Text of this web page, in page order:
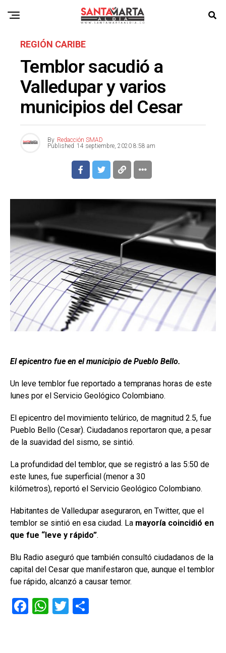
REGIÓN CARIBE
Temblor sacudió a
Valledupar y varios
municipios del Cesar
By Redacción SMAD
Published 14 septiembre, 2020 8:58 am
El epicentro fue en el municipio de Pueblo Bello.
Un leve temblor fue reportado a tempranas horas de este
lunes por el Servicio Geológico Colombiano.
El epicentro del movimiento telúrico, de magnitud 2.5, fue
Pueblo Bello (Cesar). Ciudadanos reportaron que, a pesar
de la suavidad del sismo, se sintió.
La profundidad del temblor, que se registró a las 5:50 de
este lunes, fue superficial (menor a 30
kilómetros), reportó el Servicio Geológico Colombiano.
Habitantes de Valledupar aseguraron, en Twitter, que el
temblor se sintió en esa ciudad. La mayoría coincidió en
que fue “leve y rápido”.
Blu Radio aseguró que también consultó ciudadanos de la
capital del Cesar que manifestaron que, aunque el temblor
fue rápido, alcanzó a causar temor.
F
W T